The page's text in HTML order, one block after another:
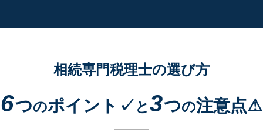
相続専門税理士の選び方
6つのポイント✓ と3つの注意点⚠